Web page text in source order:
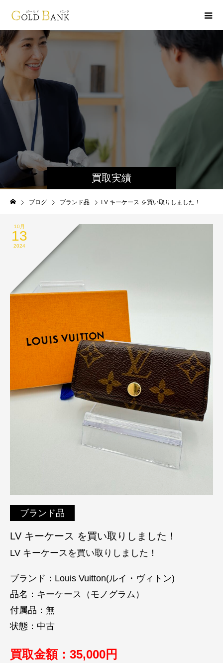
買取実績
ブログ ブランド品 LV キーケース を買い取りしました！
10月
13
2024
ブランド品
LV キーケース を買い取りしました！
LV キーケースを買い取りしました！
ブランド：Louis Vuitton(ルイ・ヴィトン)
品名：キーケース（モノグラム）
付属品：無
状態：中古
買取金額：35,000円